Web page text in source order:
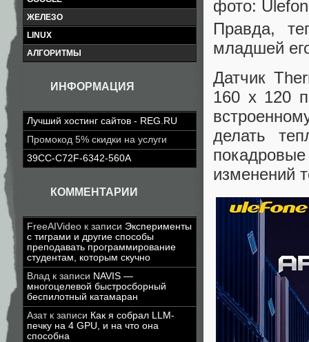
ЖЕЛЕЗО
LINUX
АЛГОРИТМЫ
ИНФОРМАЦИЯ
Лучший хостинг сайтов - REG.RU
Промокод 5% скидки на услуги
39CC-C72F-6342-560A
КОММЕНТАРИИ
FreeAIVideo к записи Эксперименты
с тиграми и другие способы
преподавать программирование
студентам, которым скучно
Влад к записи NAVIS —
многоцелевой быстросборный
беспилотный катамаран
Азатк записи Как я собрал LLM-
печку на 4 GPU, и на что она
способна
фото:
Правда,
младшей
Датчик
160 x 120
делать
изменений